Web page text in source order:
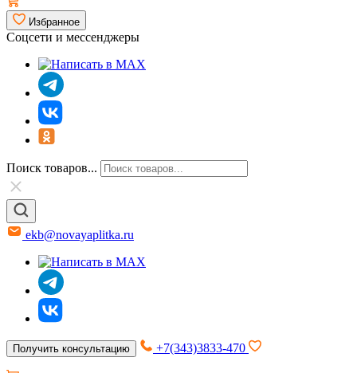
Избранное
Соцсети и мессенджеры
Поиск товаров...
ekb@novayaplitka.ru
Получить консультацию +7(343)3833-470